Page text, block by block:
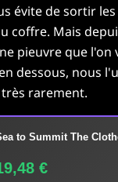
évite de sortir
coffre. Mais
pieuvre que l'on
dessous, nous
rarement.
to Summit The
€